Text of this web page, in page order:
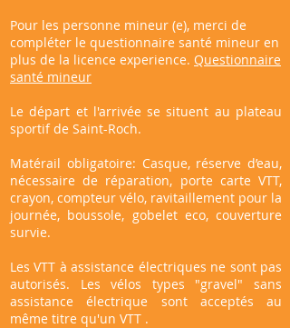
Pour les personne mineur (e), merci de
compléter le questionnaire santé mineur en
plus de la licence experience. Questionnaire
santé mineur
Le départ et l'arrivée se situent au plateau
sportif de Saint-Roch.
Matérail obligatoire: Casque, réserve d’eau,
nécessaire de réparation, porte carte VTT,
crayon, compteur vélo, ravitaillement pour la
journée, boussole, gobelet eco, couverture
survie.
Les VTT à assistance électriques ne sont pas
autorisés. Les vélos types "gravel" sans
assistance électrique sont acceptés au
même titre qu'un VTT .